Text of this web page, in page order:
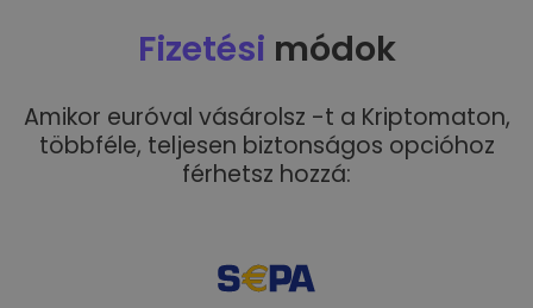
Fizetési módok
Amikor euróval vásárolsz -t a Kriptomaton,
többféle, teljesen biztonságos opcióhoz
férhetsz hozzá: